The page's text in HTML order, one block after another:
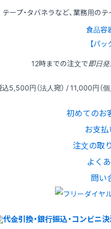
テープ・タバネラなど、業務用の
食品容
【パッ
12時までの注文で即日
込5,500円（法人宛） / 11,000円（
初めてのお
お支払
注文の取
よく
問い